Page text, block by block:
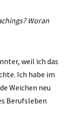
Woran
weil ich das
Ich habe im
Weichen neu
Berufsleben